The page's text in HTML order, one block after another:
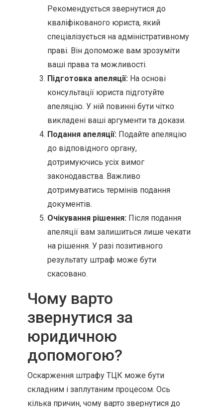
Рекомендується звернутися до
кваліфікованого юриста, який
спеціалізується на адміністративному
праві. Він допоможе вам зрозуміти
ваші права та можливості.
Підготовка апеляції: На основі
консультації юриста підготуйте
апеляцію. У ній повинні бути чітко
викладені ваші аргументи та докази.
Подання апеляції: Подайте апеляцію
до відповідного органу,
дотримуючись усіх вимог
законодавства. Важливо
дотримуватись термінів подання
документів.
Очікування рішення: Після подання
апеляції вам залишиться лише чекати
на рішення. У разі позитивного
результату штраф може бути
скасовано.
Чому варто
звернутися за
юридичною
допомогою?
Оскарження штрафу ТЦК може бути
складним і заплутаним процесом. Ось
кілька причин, чому варто звернутися до